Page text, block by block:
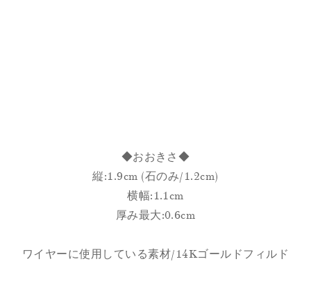
◆おおきさ◆
縦:1.9cm (石のみ/1.2cm)
横幅:1.1cm
厚み最大:0.6cm
ワイヤーに使用している素材/14Kゴールドフィルド